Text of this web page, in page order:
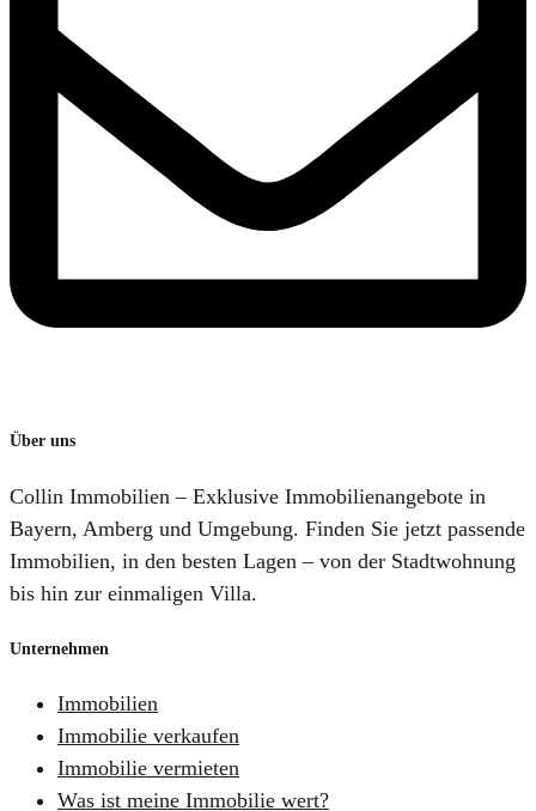
Über uns
Collin Immobilien – Exklusive Immobilienangebote in
Bayern, Amberg und Umgebung. Finden Sie jetzt passende
Immobilien, in den besten Lagen – von der Stadtwohnung
bis hin zur einmaligen Villa.
Unternehmen
Immobilien
Immobilie verkaufen
Immobilie vermieten
Was ist meine Immobilie wert?